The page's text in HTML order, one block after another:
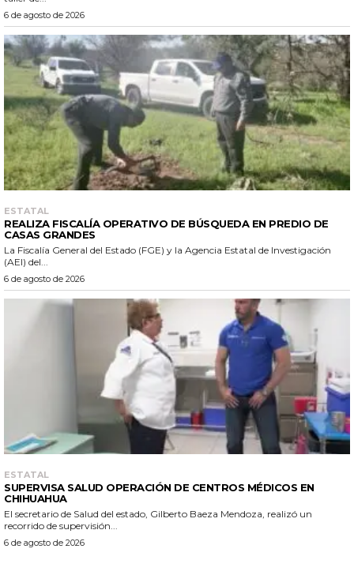
6 de agosto de 2026
ESTATAL
REALIZA FISCALÍA OPERATIVO DE BÚSQUEDA EN PREDIO DE
CASAS GRANDES
La Fiscalía General del Estado (FGE) y la Agencia Estatal de Investigación
(AEI) del...
6 de agosto de 2026
ESTATAL
SUPERVISA SALUD OPERACIÓN DE CENTROS MÉDICOS EN
CHIHUAHUA
El secretario de Salud del estado, Gilberto Baeza Mendoza, realizó un
recorrido de supervisión...
6 de agosto de 2026